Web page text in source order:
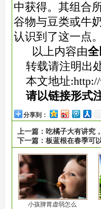
中获得。其组合
谷物与豆类或牛
认识到了这一点。
以上内容由全
转载请注明出
本文地址:
请以链接形式
分享到：
上一篇： 吃橘子大有讲究
下一篇： 板蓝根在春季可
小孩脾胃虚弱怎么